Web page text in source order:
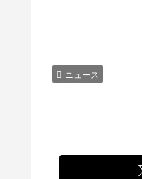
国道8号線
17時頃事故